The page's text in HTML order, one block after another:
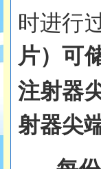
时进行
片）可
注射器
射器尖